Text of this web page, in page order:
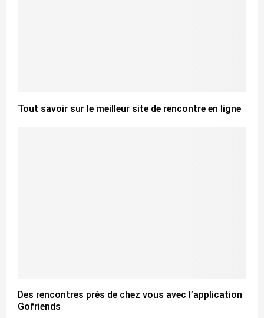
Tout savoir sur le meilleur site de rencontre en ligne
Des rencontres près de chez vous avec l’application
Gofriends